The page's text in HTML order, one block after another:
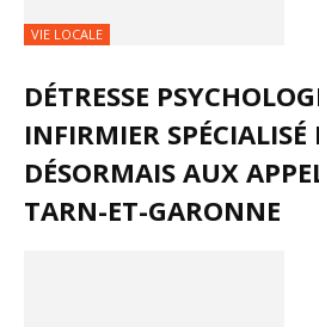
VIE LOCALE
DÉTRESSE
INFIRMIER SPÉCIALISÉ
DÉSORMAIS AUX
TARN-ET-GARONNE